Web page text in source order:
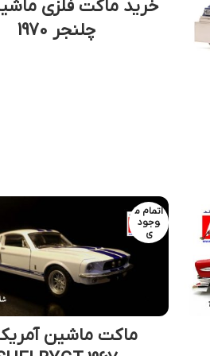
خرید ماکت فلزی
چلنجر 1970
اتمام م
وجود
ی
ماکت ماشین